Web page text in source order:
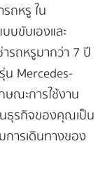
รถหรู ใน
บขับเองและ
รถหรูมากว่า 7 ปี
น Mercedes-
ษณะการใช้งาน
ธุรกิจของคุณเป็น
การเดินทางของ